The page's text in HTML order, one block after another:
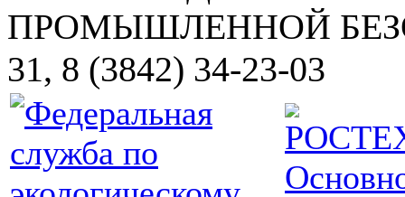
ПРОМЫШЛЕННОЙ
31, 8 (3842) 34-23-03